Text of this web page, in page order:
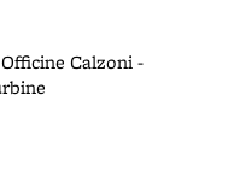
Calzoni -